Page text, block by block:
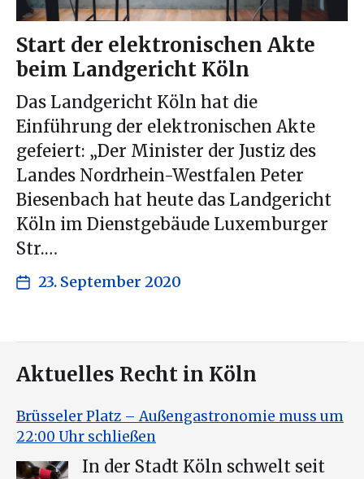
Start der elektronischen Akte
beim Landgericht Köln
Das Landgericht Köln hat die
Einführung der elektronischen Akte
gefeiert: „Der Minister der Justiz des
Landes Nordrhein-Westfalen Peter
Biesenbach hat heute das Landgericht
Köln im Dienstgebäude Luxemburger
Str.…
23. September 2020
Aktuelles Recht in Köln
Brüsseler Platz – Außengastronomie muss um
22:00 Uhr schließen
In der Stadt Köln schwelt seit